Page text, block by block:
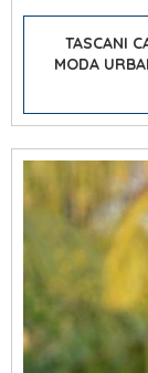
TASCANI
MODA